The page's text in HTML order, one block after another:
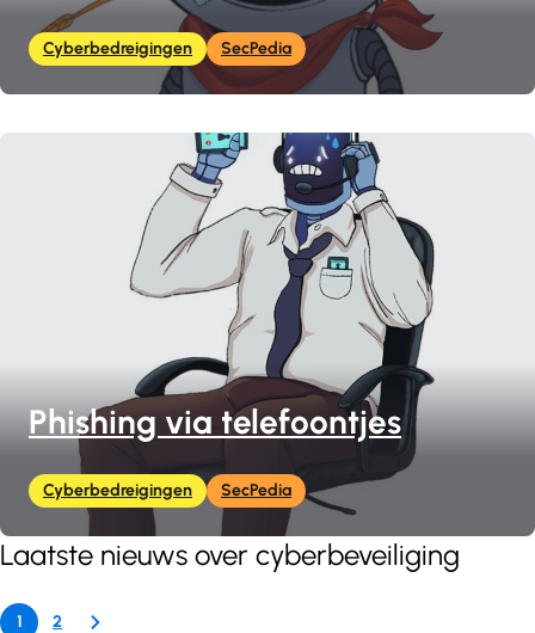
Cyberbedreigingen SecPedia
Phishing via telefoontjes
Cyberbedreigingen SecPedia
Laatste nieuws over cyberbeveiliging
1 2